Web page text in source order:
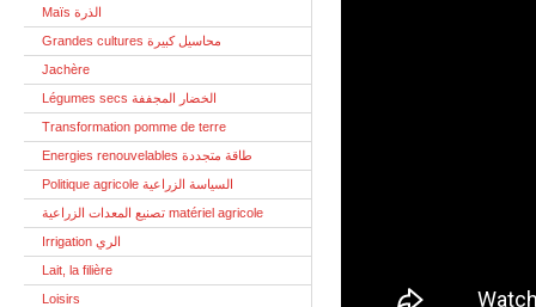
Maïs الذرة
Grandes cultures محاسيل كبيرة
Jachère
Légumes secs الخضار المجففة
Transformation pomme de terre
Energies renouvelables طاقة متجددة
Politique agricole السياسة الزراعية
تصنيع المعدات الزراعية matériel agricole
Irrigation الري
Lait, la filière
Loisirs